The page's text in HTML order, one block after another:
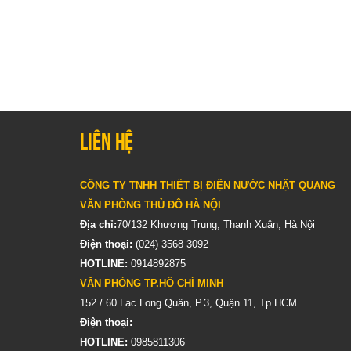
Liên hệ
CÔNG TY TNHH THIẾT BỊ ĐIỆN NƯỚC NHẬT QUANG
VĂN PHÒNG THỦ ĐÔ HÀ NỘI
Địa chỉ:70/132 Khương Trung, Thanh Xuân, Hà Nội
Điện thoại: (024) 3568 3092
HOTLINE: 0914892875
VĂN PHÒNG TP.HỒ CHÍ MINH
152 / 60 Lạc Long Quân, P.3, Quận 11, Tp.HCM
Điện thoại:
HOTLINE: 0985811306